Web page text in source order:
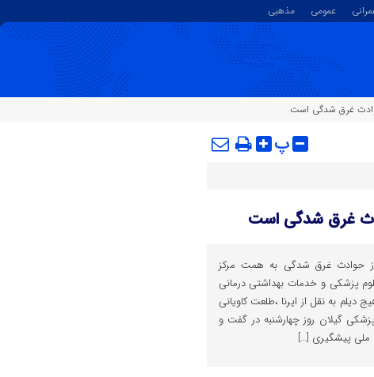
عمومی
مذهبی
غرق شدگی است
پ
غرق شدگی است
حوادث غرق شدگی به همت مرکز
پزشکی و خدمات بهداشتی درمانی
دیلم به نقل از ایرنا ،طلعت کاویانی
گیلان روز چهارشنبه در گفت و
پیشگیری […]